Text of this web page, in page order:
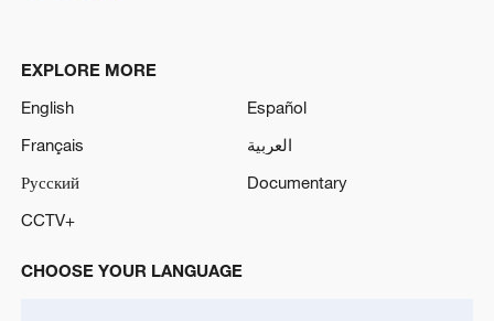
EXPLORE MORE
English
Español
Français
العربية
Русский
Documentary
CCTV+
CHOOSE YOUR LANGUAGE